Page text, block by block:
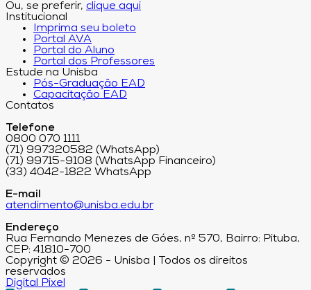
Ou, se preferir, clique aqui
Institucional
Imprima seu boleto
Portal AVA
Portal do Aluno
Portal dos Professores
Estude na Unisba
Pós-Graduação EAD
Capacitação EAD
Contatos
Telefone
0800 070 1111
(71) 997320582 (WhatsApp)
(71) 99715-9108 (WhatsApp Financeiro)
(33) 4042-1822 WhatsApp
E-mail
atendimento@unisba.edu.br
Endereço
Rua Fernando Menezes de Góes, nº 570, Bairro: Pituba,
CEP: 41810-700
Copyright © 2026 - Unisba | Todos os direitos
reservados
Digital Pixel